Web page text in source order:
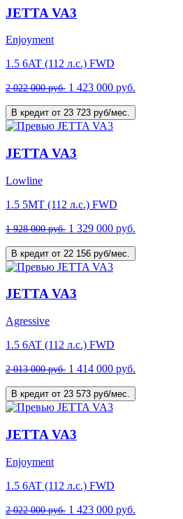
JETTA VA3
Enjoyment
1.5 6AT (112 л.с.) FWD
2 022 000 руб. 1 423 000 руб.
В кредит от 23 723 руб/мес.
JETTA VA3
Lowline
1.5 5MT (112 л.с.) FWD
1 928 000 руб. 1 329 000 руб.
В кредит от 22 156 руб/мес.
JETTA VA3
Agressive
1.5 6AT (112 л.с.) FWD
2 013 000 руб. 1 414 000 руб.
В кредит от 23 573 руб/мес.
JETTA VA3
Enjoyment
1.5 6AT (112 л.с.) FWD
2 022 000 руб. 1 423 000 руб.